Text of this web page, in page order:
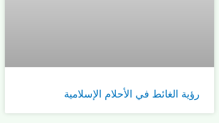
رؤية الغائط في الأحلام الإسلامية